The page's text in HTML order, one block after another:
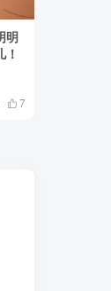
明
7